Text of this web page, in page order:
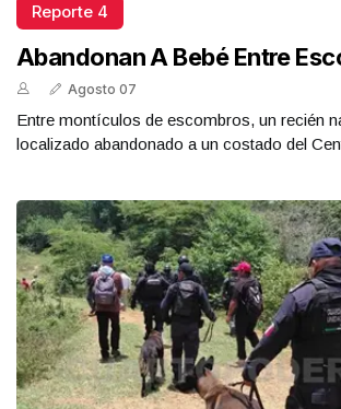
Reporte 4
Abandonan A Bebé Entre
Agosto 07
Entre montículos de escombros, un recién
localizado abandonado a un costado del